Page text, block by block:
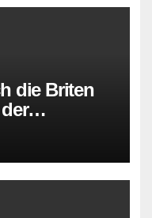
die Briten